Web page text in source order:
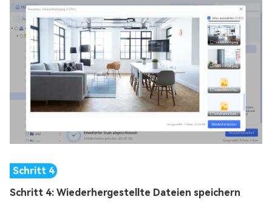
Schritt 4: Wiederhergestellte Dateien speichern